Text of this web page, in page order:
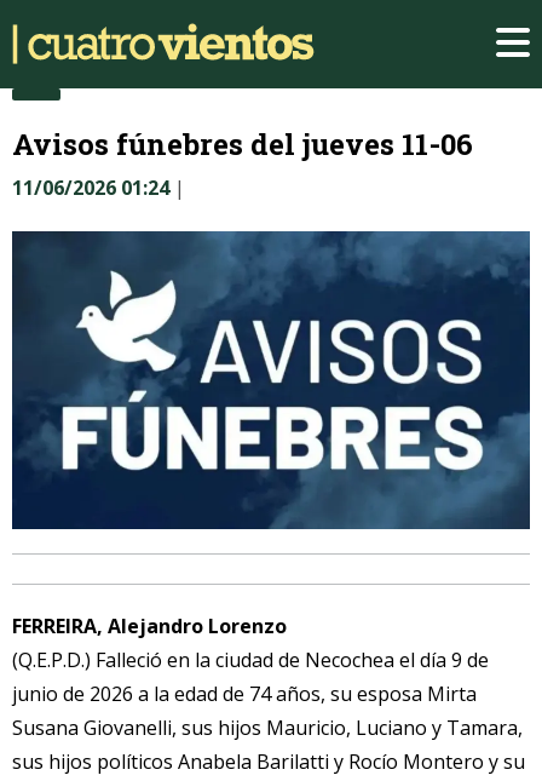
Avisos fúnebres del jueves 11-06
11/06/2026 01:24|
FERREIRA, Alejandro Lorenzo
(Q.E.P.D.) Falleció en la ciudad de Necochea el día 9 de
junio de 2026 a la edad de 74 años, su esposa Mirta
Susana Giovanelli, sus hijos Mauricio, Luciano y Tamara,
sus hijos políticos Anabela Barilatti y Rocío Montero y su